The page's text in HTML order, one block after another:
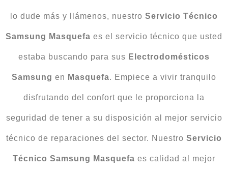
lo dude más y llámenos, nuestro Servicio Técnico
Samsung Masquefa es el servicio técnico que usted
estaba buscando para sus Electrodomésticos
Samsung en Masquefa. Empiece a vivir tranquilo
disfrutando del confort que le proporciona la
seguridad de tener a su disposición al mejor servicio
técnico de reparaciones del sector. Nuestro Servicio
Técnico Samsung Masquefa es calidad al mejor